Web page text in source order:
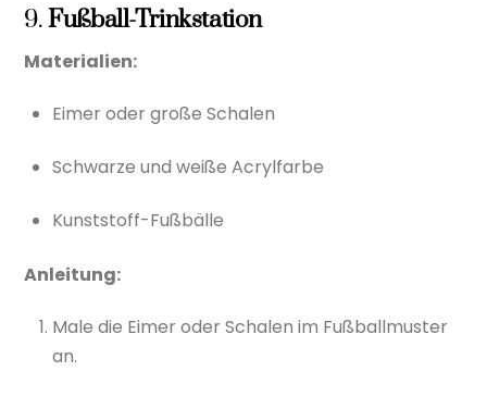
9.Fußball-Trinkstation
Materialien:
Eimer oder große Schalen
Schwarze und weiße Acrylfarbe
Kunststoff-Fußbälle
Anleitung:
Male die Eimer oder Schalen im Fußballmuster
an.